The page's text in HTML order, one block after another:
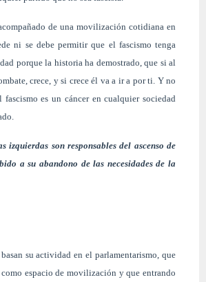
de una movilización cotidiana en
ni se debe permitir que el fascismo tenga
porque la historia ha demostrado, que si al
crece, y si crece él va a ir a por ti. Y no
fascismo es un cáncer en cualquier sociedad
izquierdas son responsables del ascenso de
a su abandono de las necesidades de la
su actividad en el parlamentarismo, que
espacio de movilización y que entrando